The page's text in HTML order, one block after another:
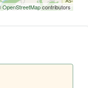
OpenStreetMapcontributors